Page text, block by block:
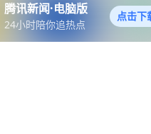
腾讯新闻·电脑版
24小时陪你追热点
点击下